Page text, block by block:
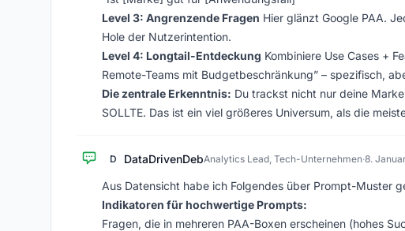
Level 3: Angrenzende Fragen Hier glänzt Google PAA.
Hole der Nutzerintention.
Level 4: Longtail-Entdeckung Kombiniere Use Cases +
Remote-Teams mit Budgetbeschränkung” – spezifisch,
Die zentrale Erkenntnis: Du trackst nicht nur deine
SOLLTE. Das ist ein viel größeres Universum, als die
D DataDrivenDebAnalytics Lead, Tech-Unternehmen·8.
Aus Datensicht habe ich Folgendes über Prompt-Muster
Indikatoren für hochwertige Prompts:
Fragen, die in mehreren PAA-Boxen erscheinen (hohes